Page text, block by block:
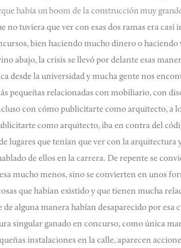
había un boom de la construcción muy
no tuviera que ver con esas dos ramas era
bien haciendo mucho dinero o
abajo, la crisis se llevó por delante esas
desde la universidad y mucha gente nos
pequeñas relacionadas con mobiliario, con
con cómo publicitarte como arquitecto, a
como arquitecto, iba en contra del
lugares que tenían que ver con la arquitectura
de ellos en la carrera. De repente se
mucho menos, sino se convierten en unos
que habían existido y que tienen mucha
de alguna manera habían desaparecido por
singular ganado en concurso, como única
instalaciones en la calle, aparecen